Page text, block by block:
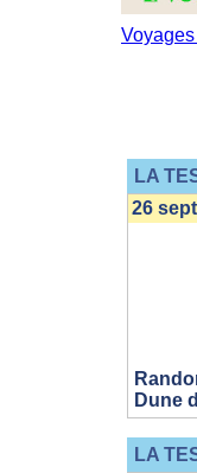
LA
Dune
26
LA